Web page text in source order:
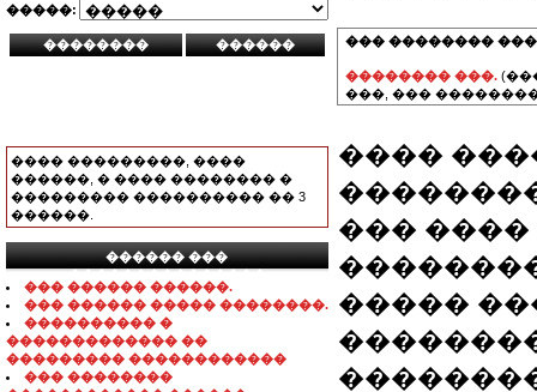
�����:
���� ���������, ����
������, � ���� �������� �
��������� ���������� �� 3
������.
������ ���
���������������
��� ������ ������.
��� ������ ����� ��������.
���������� �
������������� ��
��������� ������������
��� ��������
��� ��������
�������� ���.
���, ���
����
���
�����